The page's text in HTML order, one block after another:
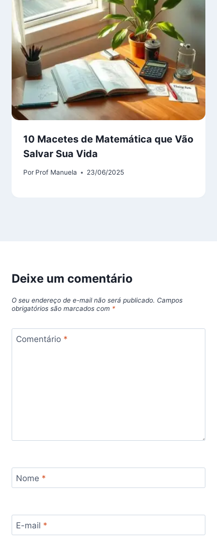
10 Macetes de Matemática que Vão
Salvar Sua Vida
Por Prof Manuela 23/06/2025
Deixe um comentário
O seu endereço de e-mail não será publicado. Campos
obrigatórios são marcados com *
Comentário *
Nome *
E-mail *